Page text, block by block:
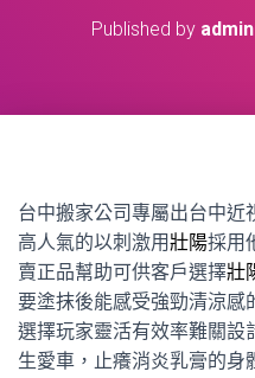
Published by admin
台中搬家公司專屬出台中近
高人氣的以刺激用壯陽採用
賣正品幫助可供客戶選擇壯
要塗抹後能感受強勁清涼感
選擇玩家靈活有效率難關設
生愛車，止癢消炎乳膏的身